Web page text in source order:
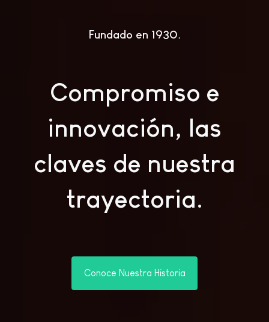
Fundado en 1930
Compromiso e
innovación, las
claves de nuestra
trayectoria.
Conoce Nuestra Historia